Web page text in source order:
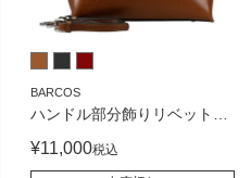
BARCOS
ハンドル部分飾りリベット
¥11,000税込